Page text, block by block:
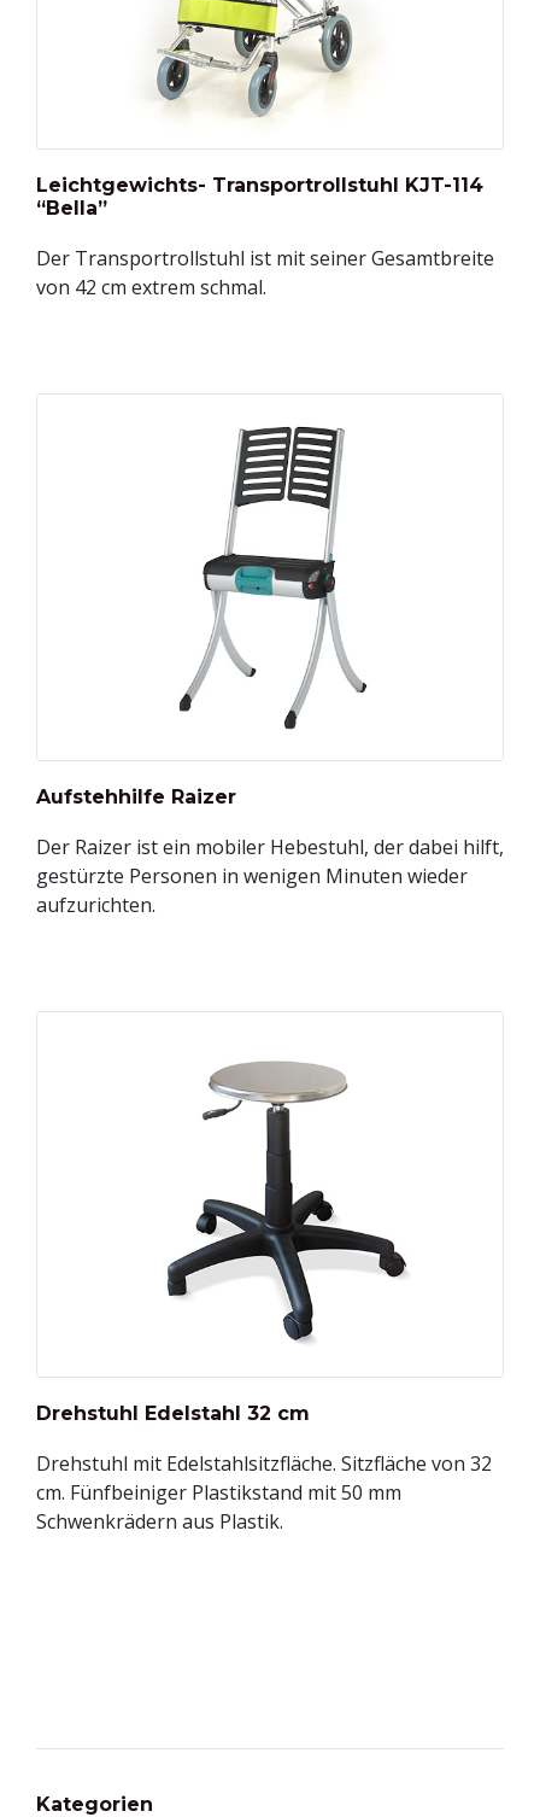
Leichtgewichts- Transportrollstuhl KJT-114
“Bella”
Der Transportrollstuhl ist mit seiner Gesamtbreite
von 42 cm extrem schmal.
Aufstehhilfe Raizer
Der Raizer ist ein mobiler Hebestuhl, der dabei hilft,
gestürzte Personen in wenigen Minuten wieder
aufzurichten.
Drehstuhl Edelstahl 32 cm
Drehstuhl mit Edelstahlsitzfläche. Sitzfläche von 32
cm. Fünfbeiniger Plastikstand mit 50 mm
Schwenkrädern aus Plastik.
Kategorien